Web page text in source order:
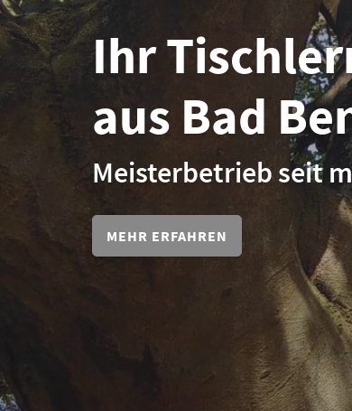
Ihr
aus Bad
Meisterbetrieb seit
MEHR ERFAHREN